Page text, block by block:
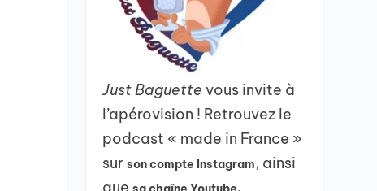
Just Baguettevous invite à
l’apérovision ! Retrouvez le
podcast « made in France »
surson compte Instagram, ainsi